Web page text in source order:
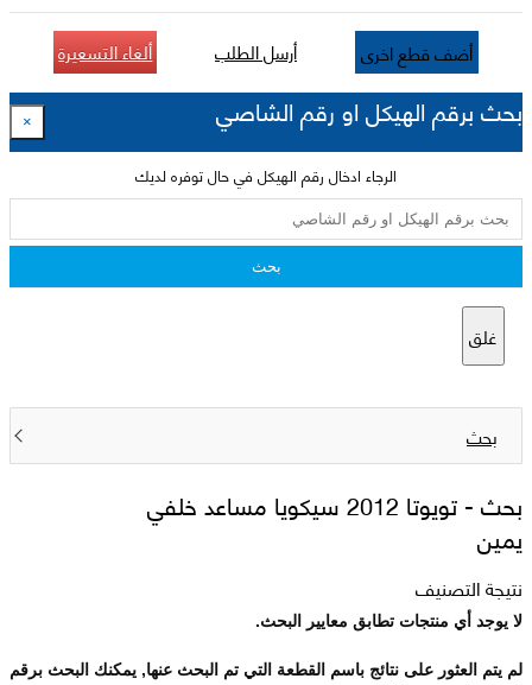
أضف قطع اخرى أرسل الطلب ألغاء التسعيرة
بحث برقم الهيكل او رقم الشاصي ×
الرجاء ادخال رقم الهيكل في حال توفره لديك
بحث
غلق
بحث
بحث - تويوتا 2012 سيكويا مساعد خلفي
يمين
نتيجة التصنيف
لا يوجد أي منتجات تطابق معايير البحث.
لم يتم العثور على نتائج باسم القطعة التي تم البحث عنها, يمكنك البحث برقم